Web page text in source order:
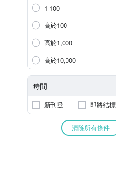
1-100
高於100
高於1,000
高於10,000
時間
新刊登 即將結標
清除所有條件